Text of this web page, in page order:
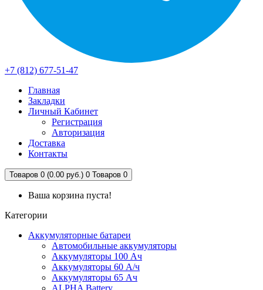
+7 (812) 677-51-47
Главная
Закладки
Личный Кабинет
Регистрация
Авторизация
Доставка
Контакты
Товаров 0 (0.00 руб.) 0 Товаров 0
Ваша корзина пуста!
Категории
Аккумуляторные батареи
Автомобильные аккумуляторы
Аккумуляторы 100 Ач
Аккумуляторы 60 А/ч
Аккумуляторы 65 Ач
ALPHA Battery